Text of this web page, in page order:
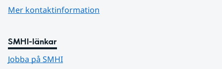
Mer kontaktinformation
SMHI-länkar
Jobba på SMHI